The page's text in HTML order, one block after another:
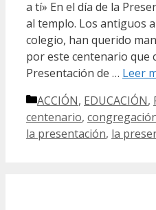
a tí» En el día de la
al templo. Los antiguos
colegio, han querido
por este centenario que
Presentación de … Leer
Categorías
ACCIÓN, EDUCACIÓN,
centenario,
la presentación, la